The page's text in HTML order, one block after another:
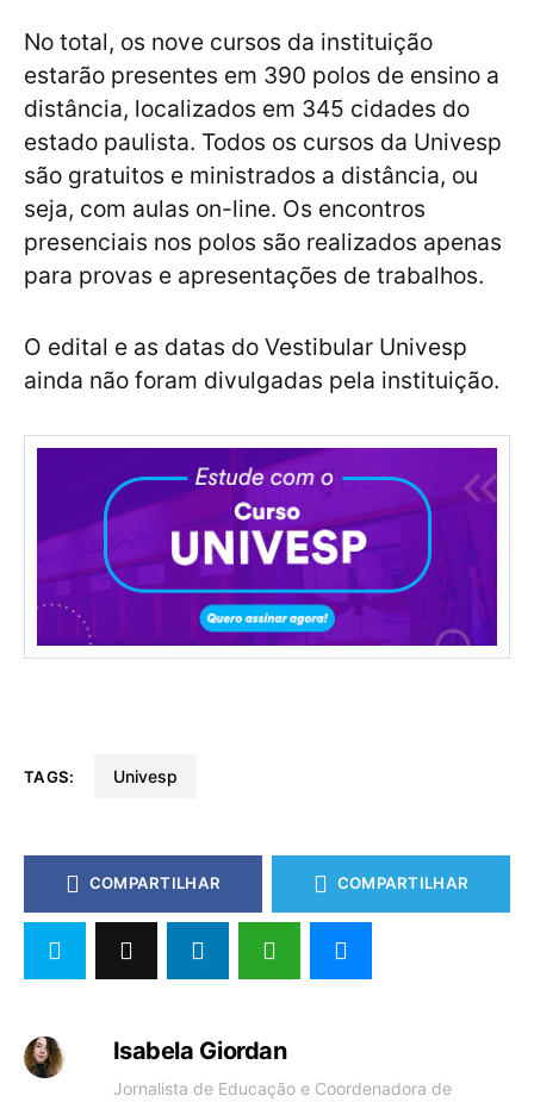
No total, os nove cursos da instituição
estarão presentes em 390 polos de ensino a
distância, localizados em 345 cidades do
estado paulista. Todos os cursos da Univesp
são gratuitos e ministrados a distância, ou
seja, com aulas on-line. Os encontros
presenciais nos polos são realizados apenas
para provas e apresentações de trabalhos.
O edital e as datas do Vestibular Univesp
ainda não foram divulgadas pela instituição.
TAGS: univesp
COMPARTILHAR COMPARTILHAR
Isabela Giordan
Jornalista de Educação e Coordenadora de